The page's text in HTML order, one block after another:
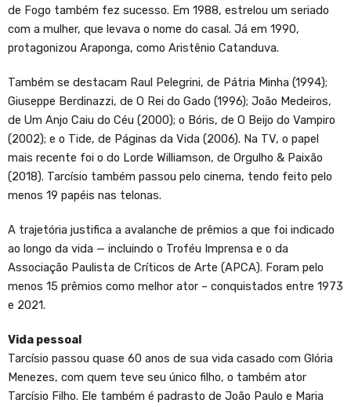
de Fogo também fez sucesso. Em 1988, estrelou um seriado
com a mulher, que levava o nome do casal. Já em 1990,
protagonizou Araponga, como Aristênio Catanduva.
Também se destacam Raul Pelegrini, de Pátria Minha (1994);
Giuseppe Berdinazzi, de O Rei do Gado (1996); João Medeiros,
de Um Anjo Caiu do Céu (2000); o Bóris, de O Beijo do Vampiro
(2002); e o Tide, de Páginas da Vida (2006). Na TV, o papel
mais recente foi o do Lorde Williamson, de Orgulho & Paixão
(2018). Tarcísio também passou pelo cinema, tendo feito pelo
menos 19 papéis nas telonas.
A trajetória justifica a avalanche de prêmios a que foi indicado
ao longo da vida — incluindo o Troféu Imprensa e o da
Associação Paulista de Críticos de Arte (APCA). Foram pelo
menos 15 prêmios como melhor ator – conquistados entre 1973
e 2021.
Vida pessoal
Tarcísio passou quase 60 anos de sua vida casado com Glória
Menezes, com quem teve seu único filho, o também ator
Tarcísio Filho. Ele também é padrasto de João Paulo e Maria